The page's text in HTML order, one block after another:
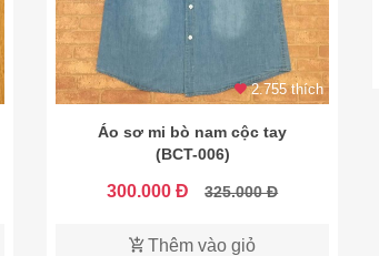
2.755 thích
Áo sơ mi bò nam cộc tay
(BCT-006)
300.000 Đ 325.000 Đ
Thêm vào giỏ